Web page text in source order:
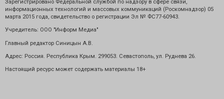
Зарегистрировано Федеральной службой по надзору в сфере связи,
информационных технологий и массовых коммуникаций (Роскомнадзор) 05
марта 2015 года, свидетельство о регистрации Эл № ФС77-60943.
Учредитель: ООО "Информ Медиа"
Главный редактор Синицын А.В.
Адрес: Россия. Республика Крым. 299053. Севастополь, ул. Руднева 26.
Настоящий ресурс может содержать материалы 18+